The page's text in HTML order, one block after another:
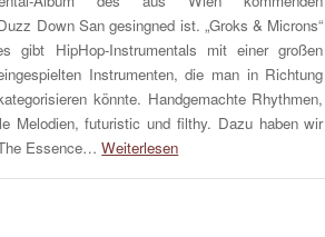
Down San gesingned ist. „Groks & Microns“
gibt HipHop-Instrumentals mit einer großen
Instrumenten, die man in Richtung
könnte. Handgemachte Rhythmen,
Melodien, futuristic und filthy. Dazu haben wir
Essence…Weiterlesen